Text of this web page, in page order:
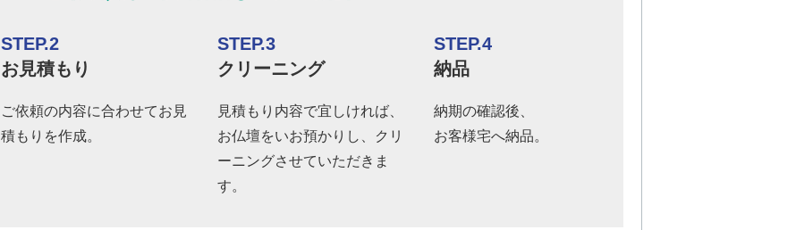
STEP.2
お見積もり
ご依頼の内容に合わせてお見
積もりを作成。
STEP.3
クリーニング
見積もり内容で宜しければ、
お仏壇をいお預かりし、クリ
ーニングさせていただきま
す。
STEP.4
納品
納期の確認後、
お客様宅へ納品。